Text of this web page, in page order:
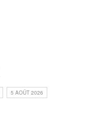
5 AOÛT 2026